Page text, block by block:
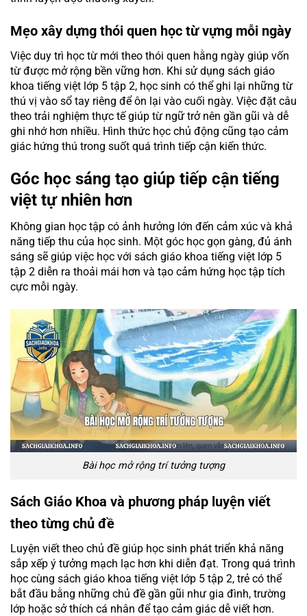
Mẹo xây dựng thói quen học từ vựng mỗi ngày
Việc duy trì học từ mới theo thói quen hằng ngày giúp vốn
từ được mở rộng bền vững hơn. Khi sử dụng sách giáo
khoa tiếng việt lớp 5 tập 2, học sinh có thể ghi lại những từ
thú vị vào sổ tay riêng để ôn lại vào cuối ngày. Việc đặt câu
theo trải nghiệm thực tế giúp từ ngữ trở nên gần gũi và dễ
ghi nhớ hơn nhiều. Hình thức học chủ động cũng tạo cảm
giác hứng thú trong suốt quá trình tiếp cận kiến thức.
Góc học sáng tạo giúp tiếp cận tiếng
việt tự nhiên hơn
Không gian học tập có ảnh hưởng lớn đến cảm xúc và khả
năng tiếp thu của học sinh. Một góc học gọn gàng, đủ ánh
sáng sẽ giúp việc học với sách giáo khoa tiếng việt lớp 5
tập 2 diễn ra thoải mái hơn và tạo cảm hứng học tập tích
cực mỗi ngày.
Bài học mở rộng trí tưởng tượng
Sách Giáo Khoa và phương pháp luyện viết
theo từng chủ đề
Luyện viết theo chủ đề giúp học sinh phát triển khả năng
sắp xếp ý tưởng mạch lạc hơn khi diễn đạt. Trong quá trình
học cùng sách giáo khoa tiếng việt lớp 5 tập 2, trẻ có thể
bắt đầu bằng những chủ đề gần gũi như gia đình, trường
lớp hoặc sở thích cá nhân để tạo cảm giác dễ viết hơn.